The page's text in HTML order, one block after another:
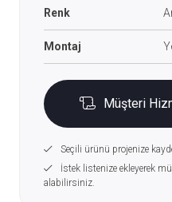
Renk
Montaj
Müşteri
Seçili ürünü projenize
İstek listenize ekleyerek
alabilirsiniz.